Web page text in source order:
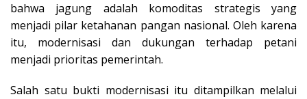
bahwa jagung adalah komoditas strategis yang
menjadi pilar ketahanan pangan nasional. Oleh karena
itu, modernisasi dan dukungan terhadap petani
menjadi prioritas pemerintah.
Salah satu bukti modernisasi itu ditampilkan melalui